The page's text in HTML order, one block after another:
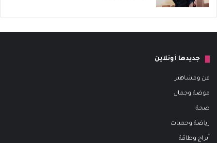
جديدها أونلاين
فن ومشاهير
موضة وجمال
صحة
رياضة وحميات
أبراج وطاقة